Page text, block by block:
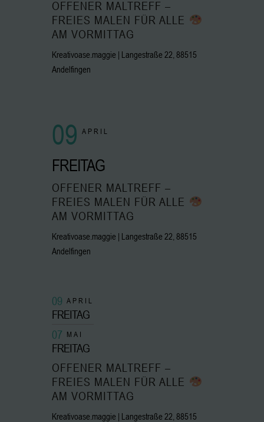
OFFENER MALTREFF –
FREIES MALEN FÜR ALLE
AM VORMITTAG
Kreativoase.maggie | Langestraße 22, 88515
Andelfingen
09 APRIL
FREITAG
OFFENER MALTREFF –
FREIES MALEN FÜR ALLE
AM VORMITTAG
Kreativoase.maggie | Langestraße 22, 88515
Andelfingen
09 APRIL
FREITAG
07 MAI
FREITAG
OFFENER MALTREFF –
FREIES MALEN FÜR ALLE
AM VORMITTAG
Kreativoase.maggie | Langestraße 22, 88515